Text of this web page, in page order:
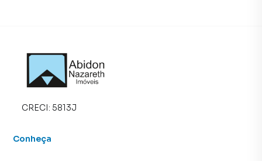
CRECI: 5813J
Conheça